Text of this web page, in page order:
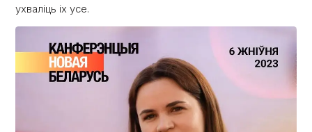
ухваліць іх усе.